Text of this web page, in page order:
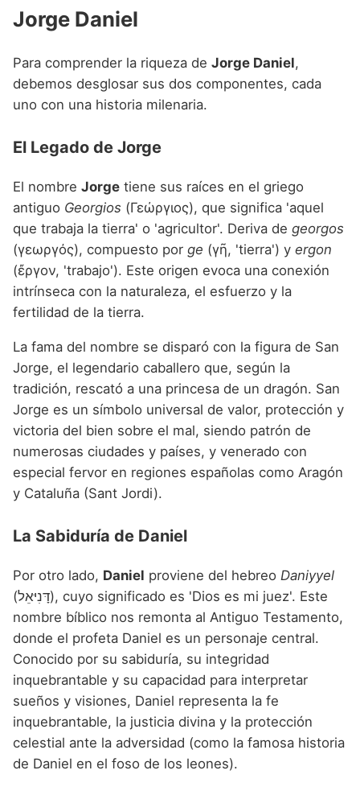
Jorge Daniel
Para comprender la riqueza de Jorge Daniel,
debemos desglosar sus dos componentes, cada
uno con una historia milenaria.
El Legado de Jorge
El nombre Jorge tiene sus raíces en el griego
antiguo Georgios (Γεώργιος), que significa 'aquel
que trabaja la tierra' o 'agricultor'. Deriva de georgos
(γεωργός), compuesto por ge (γῆ, 'tierra') y ergon
(ἔργον, 'trabajo'). Este origen evoca una conexión
intrínseca con la naturaleza, el esfuerzo y la
fertilidad de la tierra.
La fama del nombre se disparó con la figura de San
Jorge, el legendario caballero que, según la
tradición, rescató a una princesa de un dragón. San
Jorge es un símbolo universal de valor, protección y
victoria del bien sobre el mal, siendo patrón de
numerosas ciudades y países, y venerado con
especial fervor en regiones españolas como Aragón
y Cataluña (Sant Jordi).
La Sabiduría de Daniel
Por otro lado, Daniel proviene del hebreo Daniyyel
(דָּנִיּאֵל), cuyo significado es 'Dios es mi juez'. Este
nombre bíblico nos remonta al Antiguo Testamento,
donde el profeta Daniel es un personaje central.
Conocido por su sabiduría, su integridad
inquebrantable y su capacidad para interpretar
sueños y visiones, Daniel representa la fe
inquebrantable, la justicia divina y la protección
celestial ante la adversidad (como la famosa historia
de Daniel en el foso de los leones).